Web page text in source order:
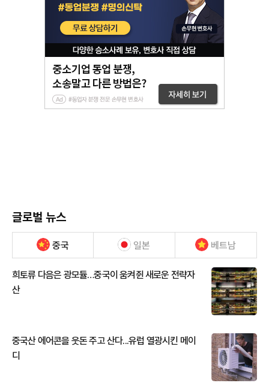
글로벌 뉴스
중국 일본 베트남
희토류 다음은 광모듈…중국이 움켜쥔 새로운 전략자
산
중국산 에어콘을 웃돈 주고 산다...유럽 열광시킨 메이
디